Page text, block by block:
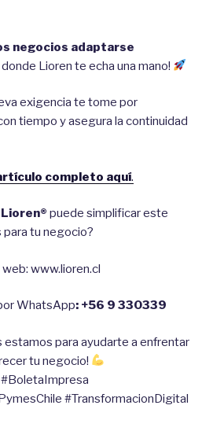
negocios adaptarse
donde Lioren te echa una mano!
exigencia te tome por
tiempo y asegura la continuidad
completo aquí.
Lioren® puede simplificar este
tu negocio?
www.lioren.cl
WhatsApp: +56 9 330339
estamos para ayudarte a enfrentar
tu negocio!
#TransformacionDigital